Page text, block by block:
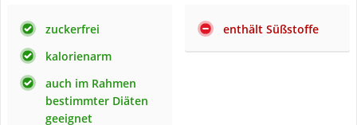
zuckerfrei
kalorienarm
auch im Rahmen
bestimmter Diäten
geeignet
enthält Süßstoffe